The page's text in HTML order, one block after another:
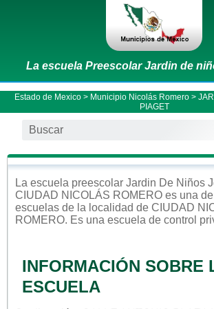
La escuela Preescolar Jardin de
Estado de Mexico > Municipio Nicolás Romero >
PIAGET
La escuela preescolar Jardin De Niños
CIUDAD NICOLÁS ROMERO es una
escuelas de la localidad de CIUDAD
ROMERO. Es una escuela de control
INFORMACIÓN SOBRE
ESCUELA